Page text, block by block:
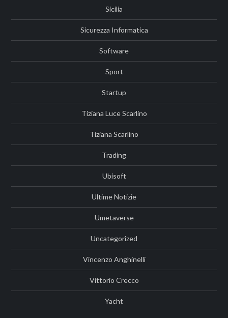
Sicilia
Sicurezza Informatica
Software
Sport
Startup
Tiziana Luce Scarlino
Tiziana Scarlino
Trading
Ubisoft
Ultime Notizie
Umetaverse
Uncategorized
Vincenzo Anghinelli
Vittorio Crecco
Yacht